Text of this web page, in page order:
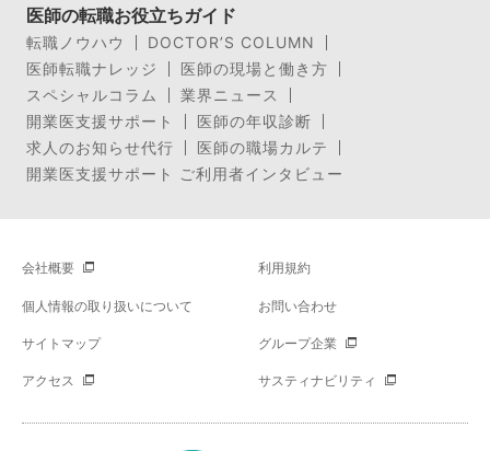
医師の転職お役立ちガイド
転職ノウハウ
DOCTOR’S COLUMN
医師転職ナレッジ
医師の現場と働き方
スペシャルコラム
業界ニュース
開業医支援サポート
医師の年収診断
求人のお知らせ代行
医師の職場カルテ
開業医支援サポート ご利用者インタビュー
会社概要 利用規約
個人情報の取り扱いについて お問い合わせ
サイトマップ グループ企業
アクセス サスティナビリティ